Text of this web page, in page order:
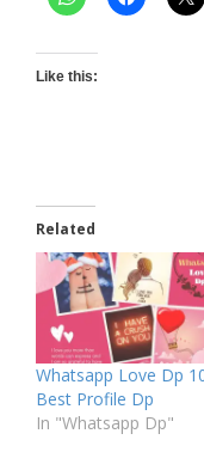
Like this:
Related
Whatsapp Love Dp
Best Profile Dp
In "Whatsapp Dp"